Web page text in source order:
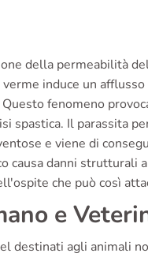
della permeabilità
induce un afflusso
fenomeno
spastica. Il parassita
e viene di
causa danni strutturali
che può così
e
destinati agli animali